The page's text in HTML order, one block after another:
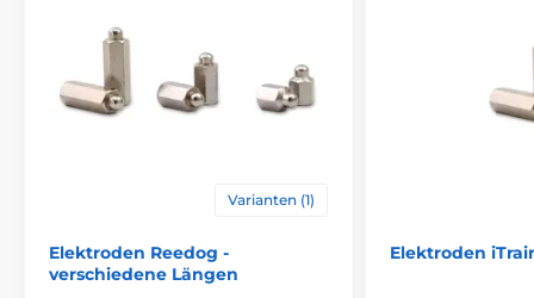
Varianten (1)
Elektroden Reedog -
verschiedene Längen
Elektroden